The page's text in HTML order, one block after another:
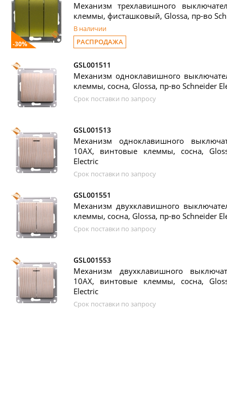
-30%
Механизм трехлавишного
клеммы, фисташковый, Glossa, пр-во
В наличии
РАСПРОДАЖА
GSL001511
Механизм одноклавишного
клеммы, сосна, Glossa, пр-во Schneider
Срок поставки по запросу
GSL001513
Механизм одноклавишного
10АХ, винтовые клеммы, сосна,
Electric
Срок поставки по запросу
GSL001551
Механизм двухклавишного
клеммы, сосна, Glossa, пр-во Schneider
Срок поставки по запросу
GSL001553
Механизм двухклавишного
10АХ, винтовые клеммы, сосна,
Electric
Срок поставки по запросу